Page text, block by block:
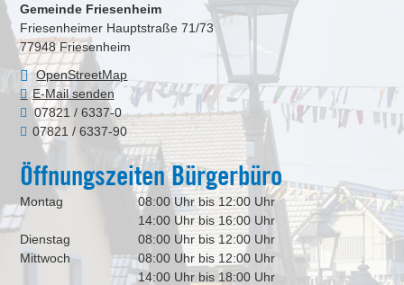
Gemeinde Friesenheim
Friesenheimer Hauptstraße 71/73
77948 Friesenheim
OpenStreetMap
E-Mail senden
07821 / 6337-0
07821 / 6337-90
Öffnungszeiten Bürgerbüro
Montag
08:00 Uhr bis 12:00 Uhr
14:00 Uhr bis 16:00 Uhr
Dienstag
08:00 Uhr bis 12:00 Uhr
Mittwoch
08:00 Uhr bis 12:00 Uhr
14:00 Uhr bis 18:00 Uhr